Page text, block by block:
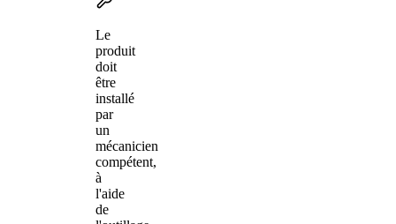
Le
produit
doit
être
installé
par
un
mécanicien
compétent,
à
l'aide
de